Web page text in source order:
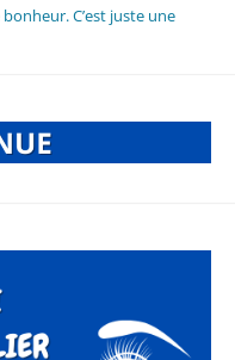
C’est juste une